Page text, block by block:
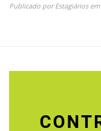
Publicado porEstagiáriosem